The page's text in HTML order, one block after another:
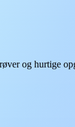
og hurtige